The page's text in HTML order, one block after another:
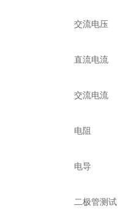
交流电压
直流电流
交流电流
电阻
电导
二极管测试